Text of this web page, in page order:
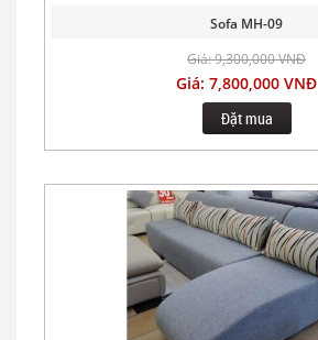
Sofa MH-09
Giá: 9,300,000 VNĐ
Giá: 7,800,000 VNĐ
Đặt mua